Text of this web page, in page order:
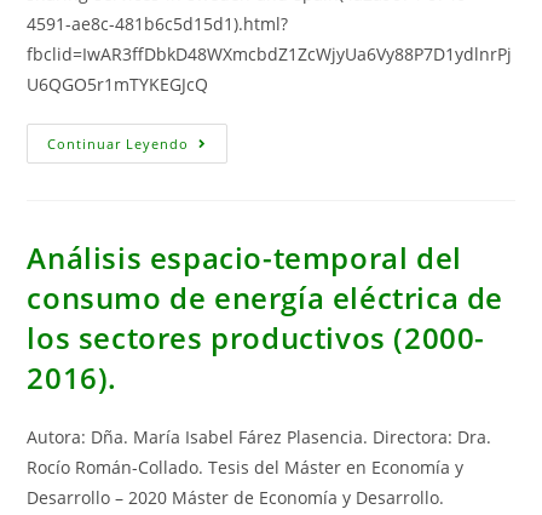
4591-ae8c-481b6c5d15d1).html?
fbclid=IwAR3ffDbkD48WXmcbdZ1ZcWjyUa6Vy88P7D1ydlnrPj
U6QGO5r1mTYKEGJcQ
Continuar Leyendo Car
Sharing
Spain:
Market,
Environmental
And
Behavioural
Insights
Análisis espacio-temporal del
consumo de energía eléctrica de
los sectores productivos (2000-
2016).
Autora: Dña. María Isabel Fárez Plasencia. Directora: Dra.
Rocío Román-Collado. Tesis del Máster en Economía y
Desarrollo – 2020 Máster de Economía y Desarrollo.